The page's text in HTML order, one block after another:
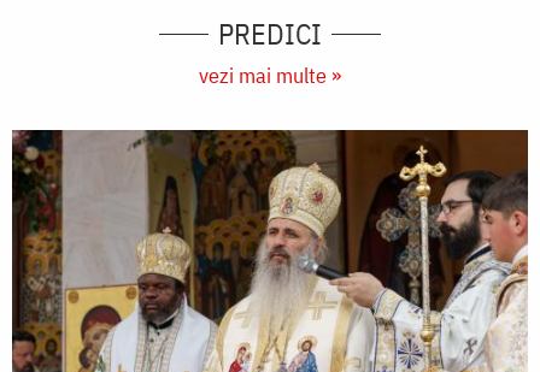
PREDICI
vezi mai multe »